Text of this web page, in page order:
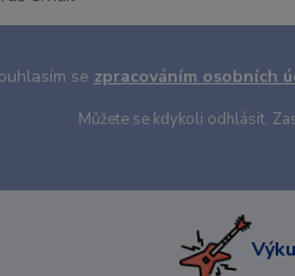
se zpracováním osobních
Můžete se kdykoli odhlásit.